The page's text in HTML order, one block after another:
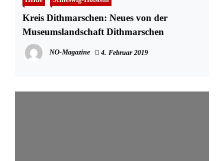
Kreis Dithmarschen: Neues von der
Museumslandschaft Dithmarschen
NO-Magazine 4. Februar 2019